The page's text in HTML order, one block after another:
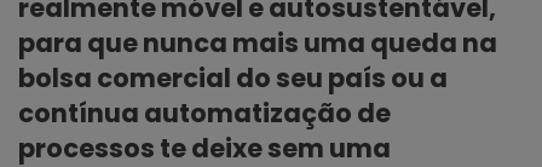
realmente móvel e autosustentável,
para que nunca mais uma queda na
bolsa comercial do seu país ou a
contínua automatização de
processos te deixe sem uma